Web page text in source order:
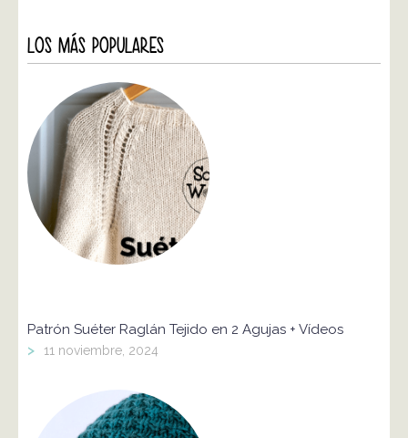
LOS MÁS POPULARES
Patrón Suéter Raglán Tejido en 2 Agujas + Vídeos
> 11 noviembre, 2024